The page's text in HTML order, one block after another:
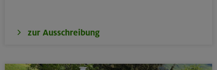
zur Ausschreibung